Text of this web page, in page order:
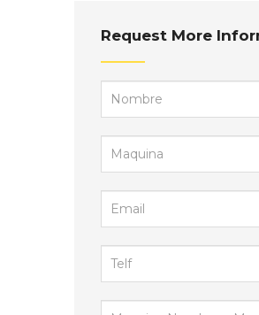
Request More